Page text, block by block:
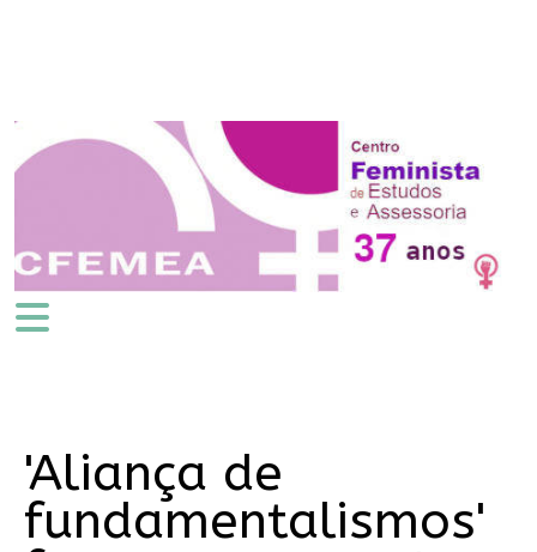
'Aliança de
fundamentalismos'